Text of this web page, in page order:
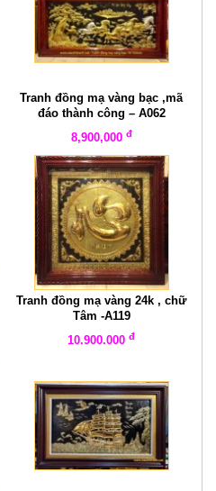
Tranh đồng mạ vàng bạc ,mã
đáo thành công – A062
8,900,000 đ
Tranh đồng mạ vàng 24k , chữ
Tâm -A119
10.900.000 đ